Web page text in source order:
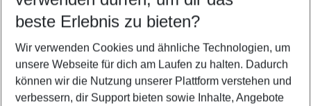
Frübucher Angebote Catania für 2026
Flug & Hotel Catania
Pauschalreisen Catania
Urlaub Catania
beste Erlebnis zu bieten?
Wir verwenden Cookies und ähnliche Technologien, um
unsere Webseite für dich am Laufen zu halten. Dadurch
können wir die Nutzung unserer Plattform verstehen und
verbessern, dir Support bieten sowie Inhalte, Angebote